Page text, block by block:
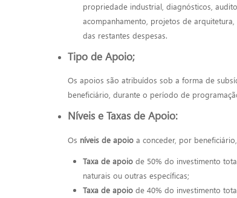
propriedade industrial, diagnósticos,
acompanhamento, projetos de
das restantes despesas.
Tipo de Apoio;
Os apoios são atribuídos sob a forma de
beneficiário, durante o período de
Níveis e Taxas de Apoio:
Os níveis de apoio a conceder, por
Taxa de apoio de 50% do investimento
naturais ou outras específicas;
Taxa de apoio de 40% do investimento